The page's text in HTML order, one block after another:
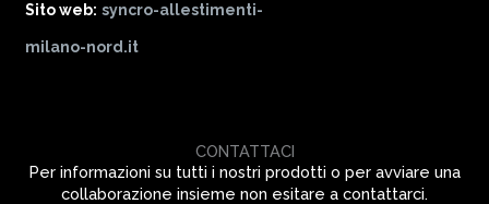
Sito web: syncro-allestimenti-
milano-nord.it
CONTATTACI
Per informazioni su tutti i nostri prodotti o per avviare una
collaborazione insieme non esitare a contattarci.